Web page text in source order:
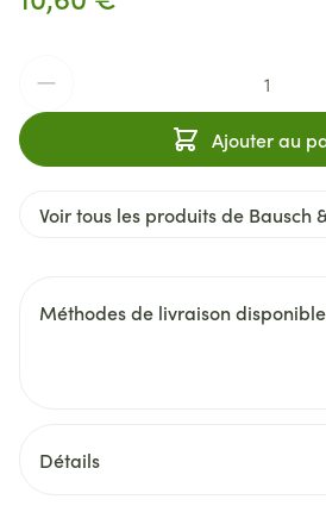
Ajouter au
Voir tous les produits de Bausch
Méthodes de livraison
Détails